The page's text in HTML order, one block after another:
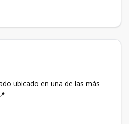
ubicado en una de las más